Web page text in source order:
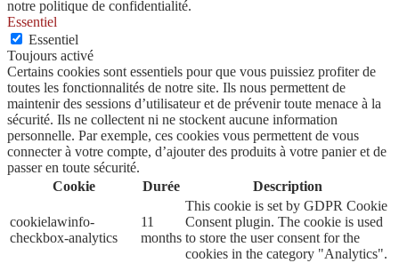
notre politique de confidentialité.
Essentiel
Essentiel
Toujours activé
Certains cookies sont essentiels pour que vous puissiez profiter de
toutes les fonctionnalités de notre site. Ils nous permettent de
maintenir des sessions d’utilisateur et de prévenir toute menace à la
sécurité. Ils ne collectent ni ne stockent aucune information
personnelle. Par exemple, ces cookies vous permettent de vous
connecter à votre compte, d’ajouter des produits à votre panier et de
passer en toute sécurité.
Cookie
Durée Description
cookielawinfo-
checkbox-analytics
11
months
This cookie is set by GDPR Cookie
Consent plugin. The cookie is used
to store the user consent for the
cookies in the category "Analytics".